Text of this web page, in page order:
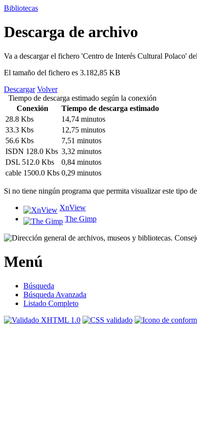
Bibliotecas
Descarga de archivo
Va a descargar el fichero 'Centro de Interés Cultural Polaco'
El tamaño del fichero es 3.182,85 KB
Descargar Volver
Tiempo de descarga estimado según la conexión
Conexión
Tiempo de descarga estimado
28.8 Kbs
14,74 minutos
33.3 Kbs
12,75 minutos
56.6 Kbs
7,51 minutos
ISDN 128.0 Kbs 3,32 minutos
DSL 512.0 Kbs
0,84 minutos
cable 1500.0 Kbs 0,29 minutos
Si no tiene ningún programa que permita visualizar este tipo
XnView
The Gimp
Menú
Búsqueda
Búsqueda Avanzada
Listado Completo